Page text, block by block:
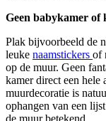
Geen babykamer of
Plak bijvoorbeeld de
leuke naamstickers of
op de muur. Geen
kamer direct een hele
muurdecoratie is
ophangen van een
de muur betekend.